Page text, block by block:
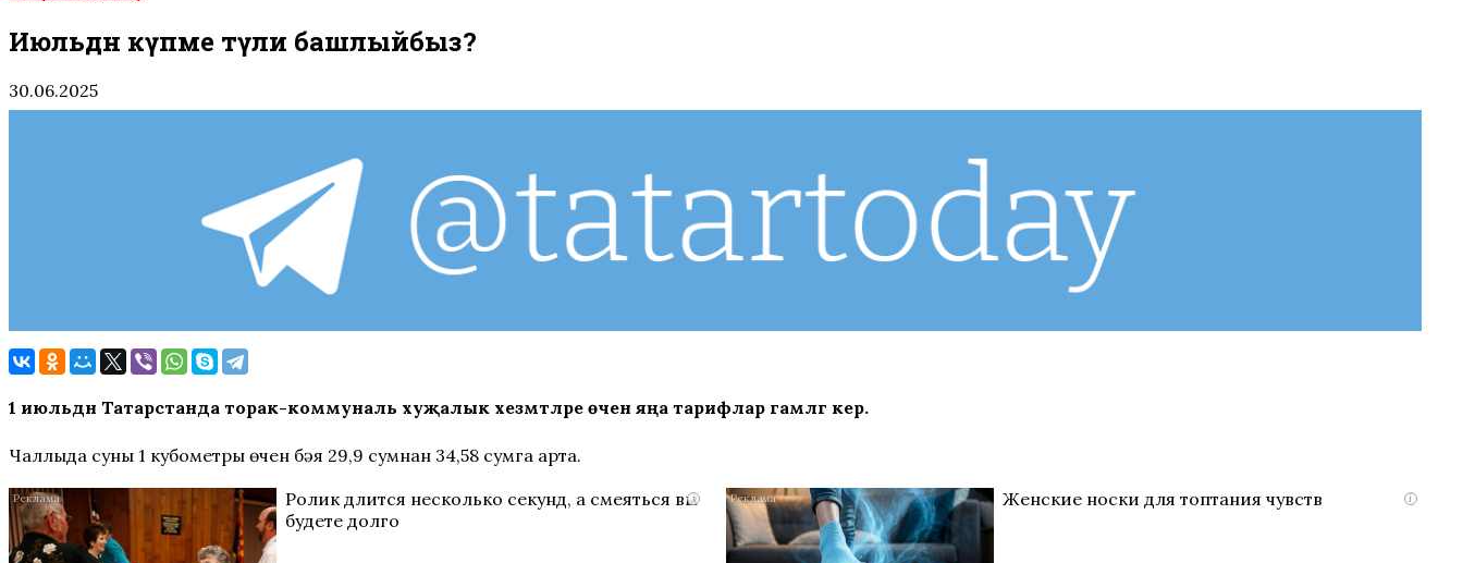
Июльдән күпме түли башлыйбыз?
30.06.2025
1 июльдән Татарстанда торак-коммуналь хуҗалык хезмәтләре өчен яңа тарифлар гамәлгә керә.
Чаллыда суның 1 кубометры өчен бәя 29,9 сумнан 34,58 сумга арта.
i
Ролик длится несколько секунд, а смеяться вы
будете долго
i
Женские носки для топтания чувств